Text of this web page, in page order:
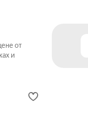
от
и